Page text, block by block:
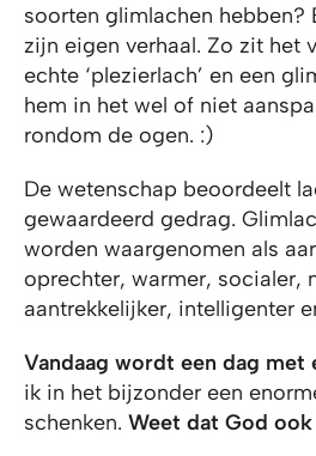
soorten glimlachen hebben?
zijn eigen verhaal. Zo zit het
echte ‘plezierlach’ en een
hem in het wel of niet
rondom de ogen. :)
De wetenschap beoordeelt
gewaardeerd gedrag.
worden waargenomen als
oprechter, warmer, socialer,
aantrekkelijker, intelligenter
Vandaag wordt een dag met
ik in het bijzonder een
schenken. Weet dat God